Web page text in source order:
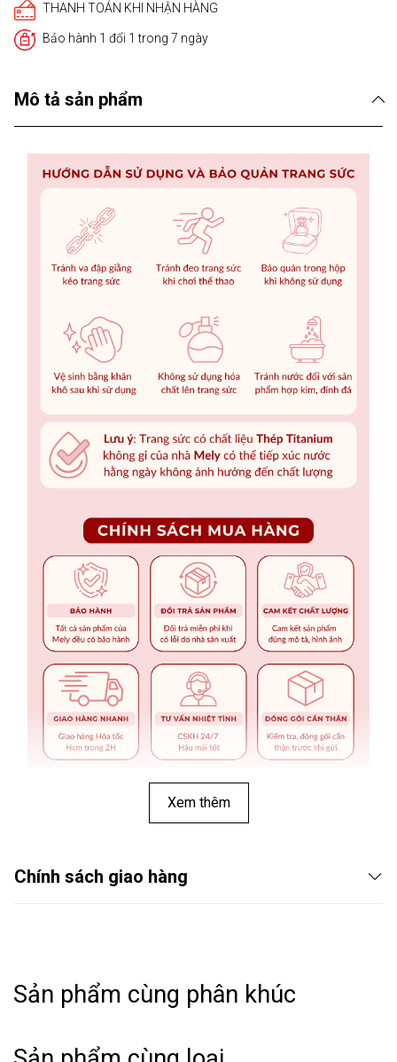
THANH TOÁN KHI NHẬN HÀNG
Bảo hành 1 đổi 1 trong 7 ngày
Mô tả sản phẩm
Xem thêm
Chính sách giao hàng
Sản phẩm cùng phân khúc